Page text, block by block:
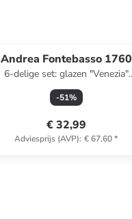
Andrea Fontebasso 1760
6-delige set: glazen "Venezia"
meerkleurig - 300 ml
-51%
€ 32,99
Adviesprijs (AVP): € 67,60*